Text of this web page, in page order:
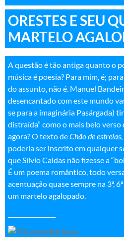
ORESTES E SEU
MARTELO
A questão é tão antiga quanto o
música é poesia? Para mim, é;
do assunto, não é. Manuel
desencantado com este mundo
se para a imaginária Pasárgada)
distraída” como o mais belo
agora? O texto deChão de estrelas
poderia ser inscrito em qualquer
que Sílvio Caldas não fizesse a
É um poema romântico, todo
acentuação quase sempre na 3ª,
um martelo agalopado.